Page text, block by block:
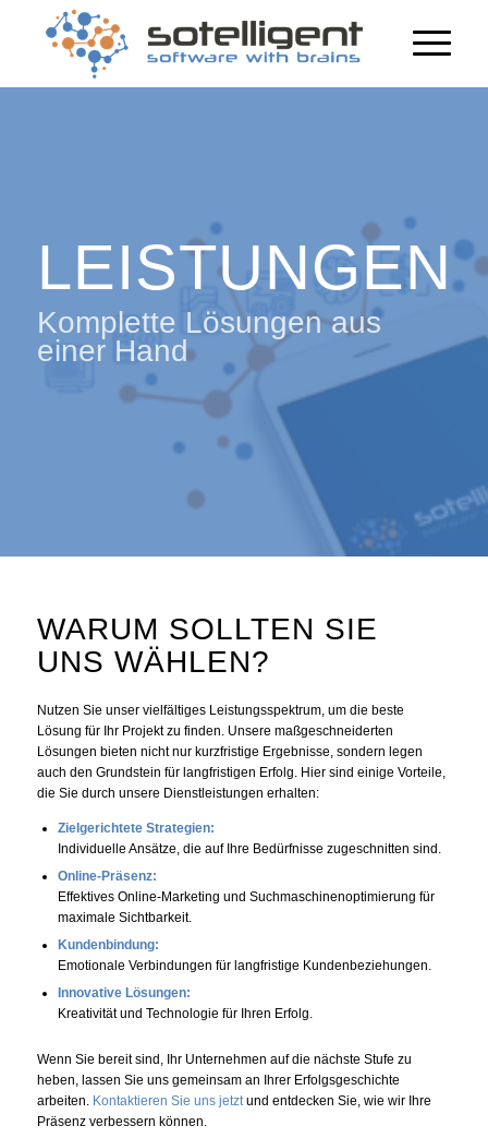
LEISTUNGEN
Komplette Lösungen aus
einer Hand
WARUM SOLLTEN SIE
UNS WÄHLEN?
Nutzen Sie unser vielfältiges Leistungsspektrum, um die beste
Lösung für Ihr Projekt zu finden. Unsere maßgeschneiderten
Lösungen bieten nicht nur kurzfristige Ergebnisse, sondern legen
auch den Grundstein für langfristigen Erfolg. Hier sind einige Vorteile,
die Sie durch unsere Dienstleistungen erhalten:
Zielgerichtete Strategien:
Individuelle Ansätze, die auf Ihre Bedürfnisse zugeschnitten sind.
Online-Präsenz:
Effektives Online-Marketing und Suchmaschinenoptimierung für
maximale Sichtbarkeit.
Kundenbindung:
Emotionale Verbindungen für langfristige Kundenbeziehungen.
Innovative Lösungen:
Kreativität und Technologie für Ihren Erfolg.
Wenn Sie bereit sind, Ihr Unternehmen auf die nächste Stufe zu
heben, lassen Sie uns gemeinsam an Ihrer Erfolgsgeschichte
arbeiten. Kontaktieren Sie uns jetztund entdecken Sie, wie wir Ihre
Präsenz verbessern können.